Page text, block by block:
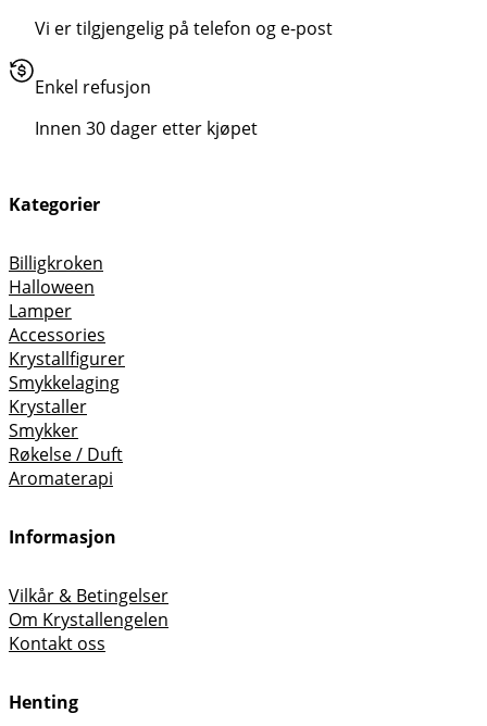
Vi er tilgjengelig på telefon og e-post
Enkel refusjon
Innen 30 dager etter kjøpet
Kategorier
Billigkroken
Halloween
Lamper
Accessories
Krystallfigurer
Smykkelaging
Krystaller
Smykker
Røkelse / Duft
Aromaterapi
Informasjon
Vilkår & Betingelser
Om Krystallengelen
Kontakt oss
Henting